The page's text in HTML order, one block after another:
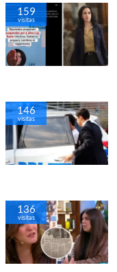
159
visitas
146
visitas
136
visitas